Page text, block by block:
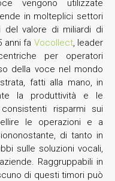
vengono utilizzate
in molteplici settori
del valore di miliardi di
anni fa Vocollect, leader
per operatori
della voce nel mondo
fatti alla mano, in
la produttività e le
risparmi sui
le operazioni e a
di tanto in
sulle soluzioni vocali,
Raggruppabili in
di questi timori può